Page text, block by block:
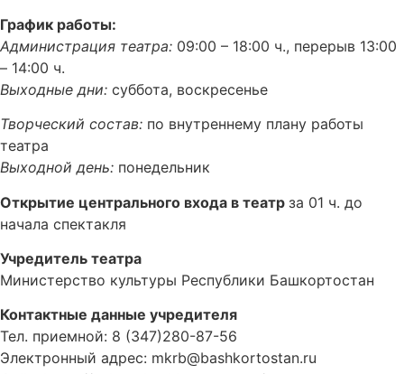
График работы:
Администрация театра: 09:00 – 18:00 ч., перерыв 13:00
– 14:00 ч.
Выходные дни: суббота, воскресенье
Творческий состав: по внутреннему плану работы
театра
Выходной день: понедельник
Открытие центрального входа в театр за 01 ч. до
начала спектакля
Учредитель театра
Министерство культуры Республики Башкортостан
Контактные данные учредителя
Тел. приемной: 8 (347)280-87-56
Электронный адрес: mkrb@bashkortostan.ru